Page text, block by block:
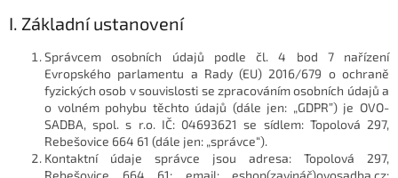
I. Základní ustanovení
Správcem osobních údajů podle čl. 4 bod 7 nařízení
Evropského parlamentu a Rady (EU) 2016/679 o ochraně
fyzických osob v souvislosti se zpracováním osobních údajů a
o volném pohybu těchto údajů (dále jen: „GDPR”) je OVO-
SADBA, spol. s r.o. IČ: 04693621 se sídlem: Topolová 297,
Rebešovice 664 61 (dále jen: „správce“).
Kontaktní údaje správce jsou adresa: Topolová 297,
Rebešovice 664 61; email: eshop(zavináč)ovosadba.cz;